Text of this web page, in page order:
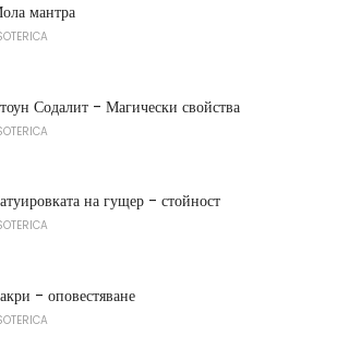
мантра
Содалит - Магически свойства
на гущер - стойност
- оповестяване